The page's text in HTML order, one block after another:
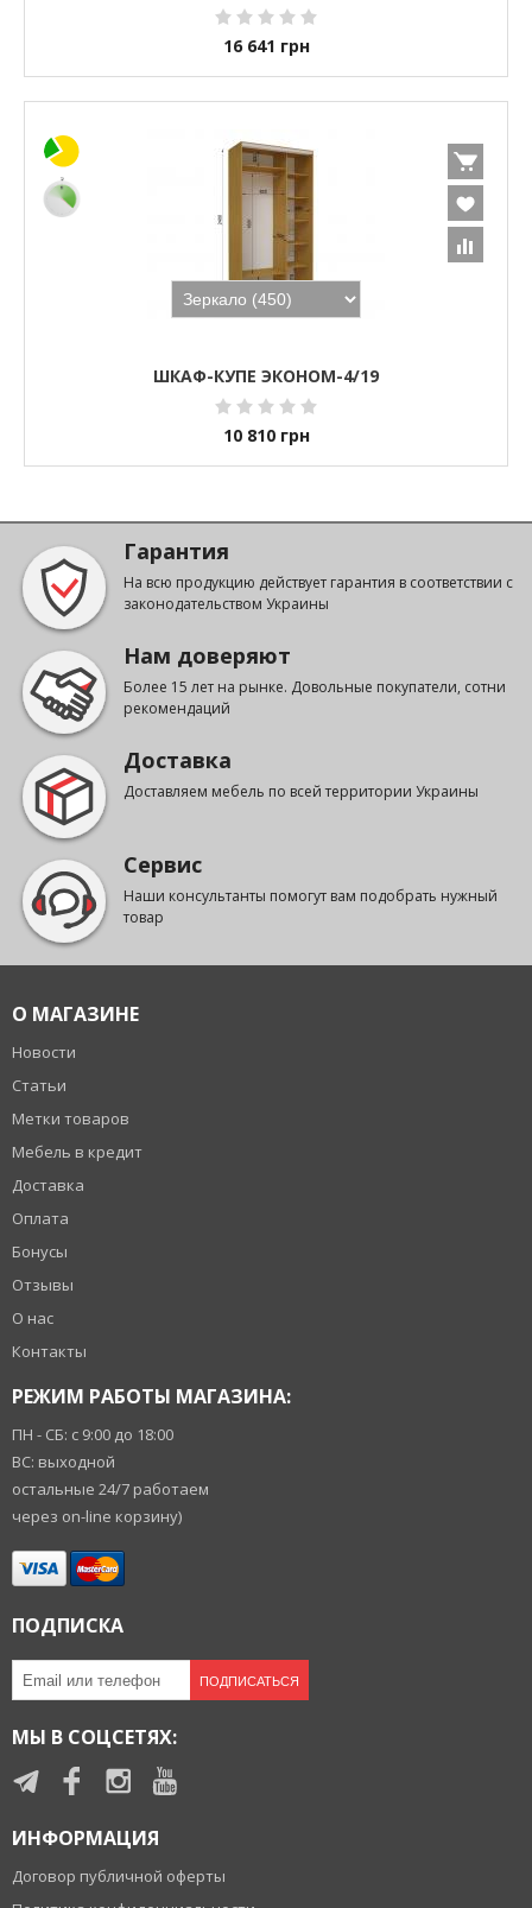
16 641 грн
ШКАФ-КУПЕ ЭКОНОМ-4/19
10 810 грн
Гарантия
На всю продукцию действует гарантия в соответствии с
законодательством Украины
Нам доверяют
Более 15 лет на рынке. Довольные покупатели, сотни
рекомендаций
Доставка
Доставляем мебель по всей территории Украины
Сервис
Наши консультанты помогут вам подобрать нужный
товар
О МАГАЗИНЕ
Новости
Статьи
Метки товаров
Мебель в кредит
Доставка
Оплата
Бонусы
Отзывы
О нас
Контакты
РЕЖИМ РАБОТЫ МАГАЗИНА:
ПН - СБ: с 9:00 до 18:00
ВС: выходной
остальные 24/7 работаем
через on-line корзину)
ПОДПИСКА
ПОДПИСАТЬСЯ
МЫ В СОЦСЕТЯХ:
ИНФОРМАЦИЯ
Договор публичной оферты